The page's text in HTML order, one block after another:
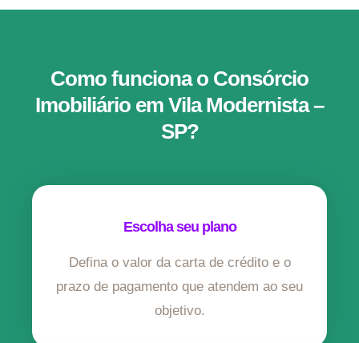
Como funciona o Consórcio
Imobiliário em Vila Modernista –
SP?
Escolha seu plano
Defina o valor da carta de crédito e o
prazo de pagamento que atendem ao seu
objetivo.